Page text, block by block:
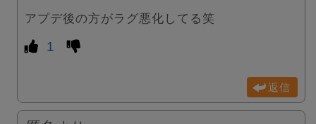
アプデ後の方がラグ悪化してる笑
1
返信